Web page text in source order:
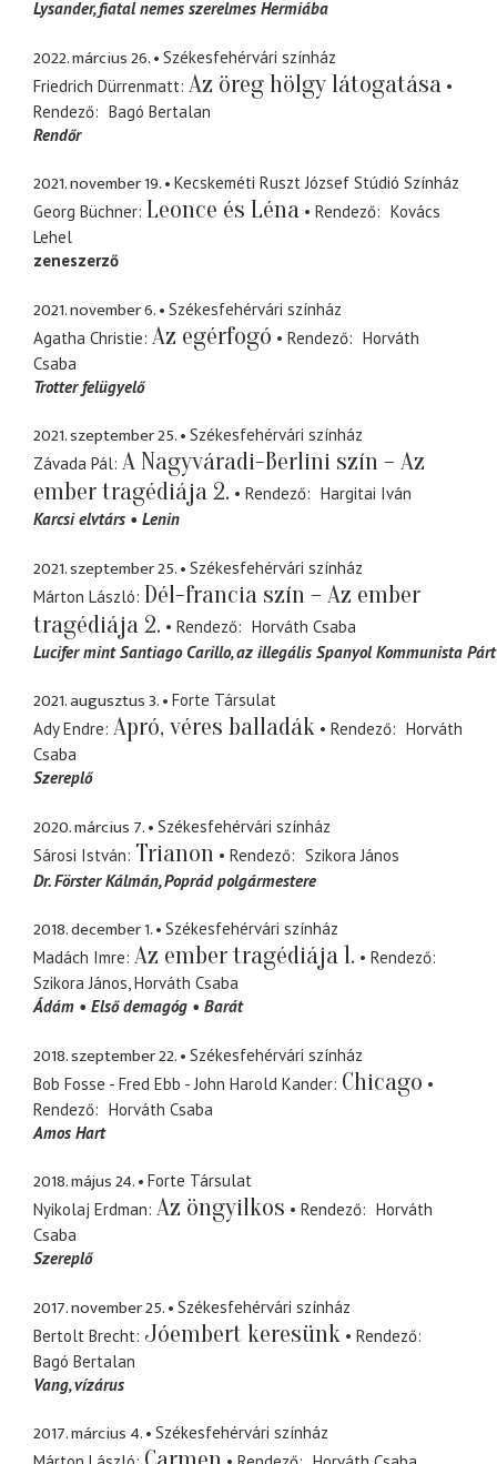
Lysander fiatal nemes szerelmes Hermiába
2022. március 26.
Székesfehérvári színház
Friedrich Dürrenmatt Az öreg hölgy látogatása
Rendező
Bagó Bertalan
Rendőr
2021. november 19.
Kecskeméti Ruszt József Stúdió Színház
Georg Büchner Leonce és Léna Rendező
Kovács
Lehel
zeneszerző
2021. november 6.
Székesfehérvári színház
Agatha Christie Az egérfogó Rendező
Horváth
Csaba
Trotter felügyelő
2021. szeptember 25.
Székesfehérvári színház
Závada Pál A Nagyváradi-Berlini szín – Az
ember tragédiája 2.
Rendező
Hargitai Iván
Karcsi elvtárs
Lenin
2021. szeptember 25.
Székesfehérvári színház
Márton László Dél-francia szín – Az ember
tragédiája 2.
Rendező
Horváth Csaba
Lucifer mint Santiago Carillo az illegális Spanyol Kommunista
2021. augusztus 3.
Forte Társulat
Ady Endre Apró, véres balladák Rendező
Horváth
Csaba
Szereplő
2020. március 7.
Székesfehérvári színház
Sárosi István Trianon Rendező
Szikora János
Dr. Förster Kálmán Poprád polgármestere
2018. december 1.
Székesfehérvári színház
Madách Imre Az ember tragédiája 1.
Rendező
Szikora János Horváth Csaba
Ádám
Első demagóg Barát
2018. szeptember 22.
Székesfehérvári színház
Bob Fosse - Fred Ebb - John Harold Kander Chicago
Rendező
Horváth Csaba
Amos Hart
2018. május 24.
Forte Társulat
Nyikolaj Erdman Az öngyilkos Rendező
Horváth
Csaba
Szereplő
2017. november 25.
Székesfehérvári színház
Bertolt Brecht Jóembert keresünk
Rendező
Bagó Bertalan
Vang vízárus
2017. március 4.
Székesfehérvári színház